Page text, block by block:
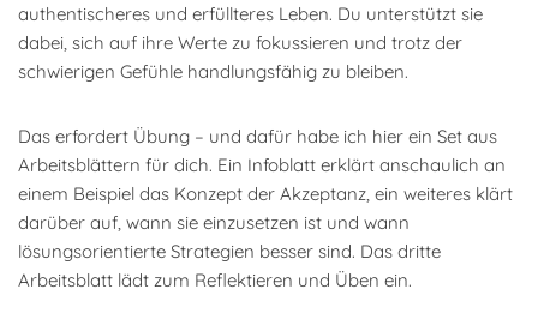
authentischeres und erfüllteres Leben. Du unterstützt sie
dabei, sich auf ihre Werte zu fokussieren und trotz der
schwierigen Gefühle handlungsfähig zu bleiben.
Das erfordert Übung – und dafür habe ich hier ein Set aus
Arbeitsblättern für dich. Ein Infoblatt erklärt anschaulich an
einem Beispiel das Konzept der Akzeptanz, ein weiteres klärt
darüber auf, wann sie einzusetzen ist und wann
lösungsorientierte Strategien besser sind. Das dritte
Arbeitsblatt lädt zum Reflektieren und Üben ein.